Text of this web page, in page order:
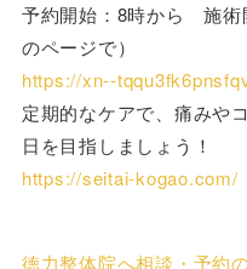
予約開始：8時から 施術
のページで）
https://xn--
定期的なケアで、痛みや
日を目指しましょう！
https://seitai-kogao.com/
徳力整体院へ相談・予約